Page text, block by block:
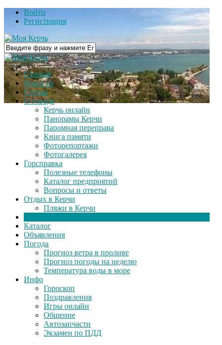
Войти
Регистрация
Главная
Новости
Статьи
О городе
Керчь онлайн
Панорамы Керчи
Паромная переправа
Книга памяти
Фоторепортажи
Фотогалерея
Горсправка
Полезные телефоны
Каталог предприятий
Вопросы и ответы
Отдых в Керчи
Пляжи в Керчи
Каталог
Объявления
Погода
Прогноз ветра в проливе
Прогноз погоды на неделю
Температура воды в море
Инфо
Гороскоп
Поздравления
Игры онлайн
Общение
Автозапчасти
Экзамен по ПДД